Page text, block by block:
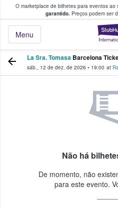
O marketplace de bilhetes para eventos ao
garantido.Preços podem ser
Menu
fãs compram e
La Sra. Tomasa Barcelona
sáb., 12 de dez. de 2026 • 19:00 at
Não há
De momento, não
para este evento.